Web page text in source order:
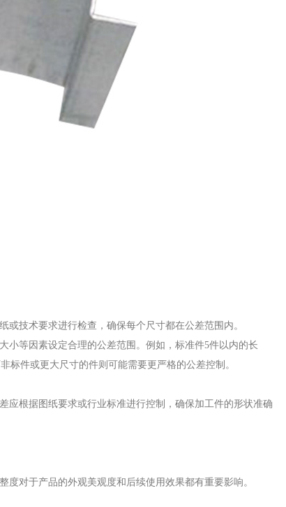
技术要求进行检查，确保每个尺寸都在公差范围内。
小等因素设定合理的公差范围。例如，标准件5件以内的长
标件或更大尺寸的件则可能需要更严格的公差控制。
应根据图纸要求或行业标准进行控制，确保加工件的形状准确
对于产品的外观美观度和后续使用效果都有重要影响。